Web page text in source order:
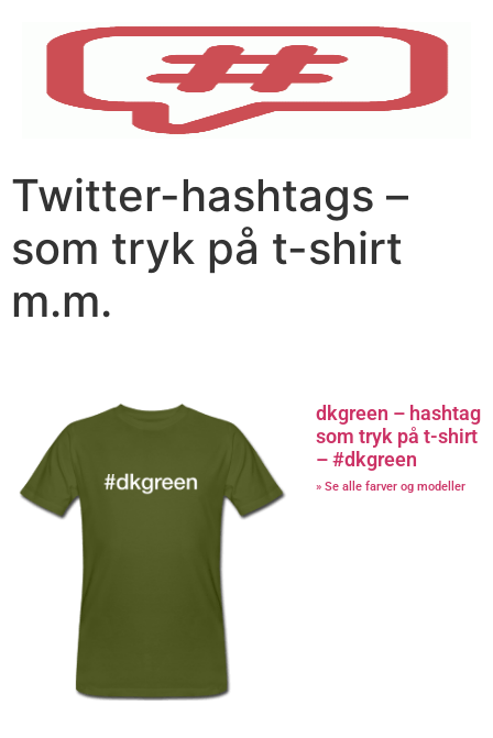
Twitter-hashtags –
som tryk på t-shirt
m.m.
dkgreen – hashtag
som tryk på t-shirt
– #dkgreen
» Se alle farver og modeller